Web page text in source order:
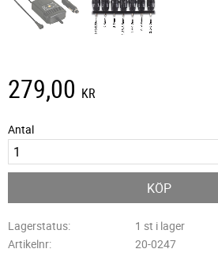
279,00 KR
Antal
KÖP
Lagerstatus
1 st i lager
Artikelnr
20-0247